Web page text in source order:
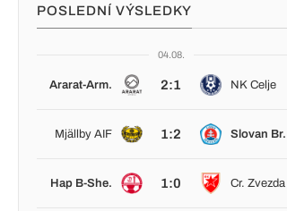
POSLEDNÍ VÝSLEDKY
04.08.
Ararat-Arm. 2:1 NK Celje
Mjällby AIF 1:2 Slovan Br.
Hap B-She. 1:0 Cr. Zvezda